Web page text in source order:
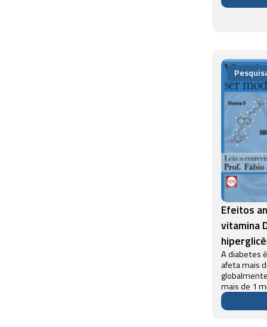
produzido
Efeitos
vitamina
A diabetes
afeta mais
mais de 1
Devido à
pública, a